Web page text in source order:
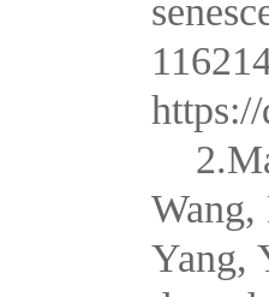
Yang,